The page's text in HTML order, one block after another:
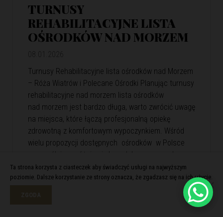
TURNUSY
REHABILITACYJNE LISTA
OŚRODKÓW NAD MORZEM
Turnusy Rehabilitacyjne lista ośrodków nad Morzem
– Róża Wiatrów i Polecane Ośrodki Planując turnusy
rehabilitacyjne nad morzem lista ośrodków
nad morzem jest bardzo długa, warto zwrócić uwagę
na miejsca, które łączą profesjonalną opiekę
zdrowotną z komfortowym wypoczynkiem. Wśród
wielu propozycji dostępnych ośrodków w Polsce
szczególnie wyróżnia się kompleks wypoczynkowy
Róża Wiatrów. Oferuje skuteczną rehabilitację
i relaks w malowniczej nadmorskiej scenerii. Róża
Ta strona korzysta z ciasteczek aby świadczyć usługi na najwyższym
poziomie. Dalsze korzystanie ze strony oznacza, że zgadzasz się na ich użycie.